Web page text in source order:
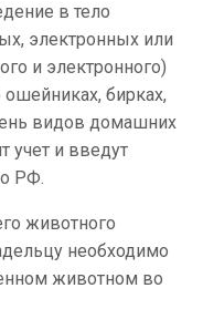
в тело
электронных или
и электронного)
бирках,
видов домашних
учет и введут
РФ.
животного
необходимо
животном во